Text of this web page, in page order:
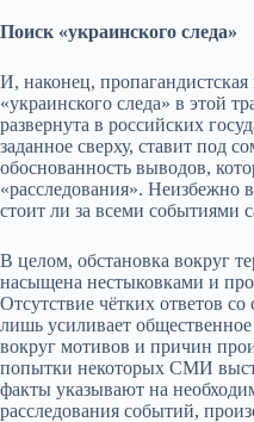
Поиск «украинского следа»
И, наконец,
«украинского следа» в этой
развернута в российских
заданное сверху, ставит под
обоснованность выводов,
«расследования». Неизбежно
стоит ли за всеми событиями
В целом, обстановка вокруг
насыщена нестыковками и
Отсутствие чётких ответов
лишь усиливает
вокруг мотивов и причин
попытки некоторых СМИ
факты указывают на
расследования событий,